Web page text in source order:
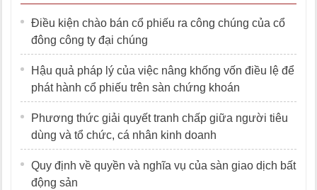
Điều kiện chào bán cổ phiếu ra công chúng của cổ
đông công ty đại chúng
Hậu quả pháp lý của việc nâng khống vốn điều lệ để
phát hành cổ phiếu trên sàn chứng khoán
Phương thức giải quyết tranh chấp giữa người tiêu
dùng và tổ chức, cá nhân kinh doanh
Quy định về quyền và nghĩa vụ của sàn giao dịch bất
động sản